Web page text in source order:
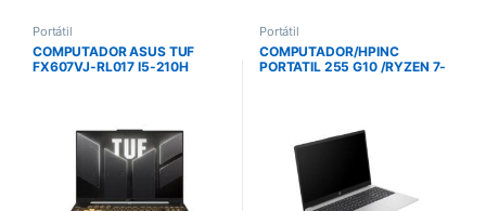
Portátil
COMPUTADOR ASUS TUF
FX607VJ-RL017 I5-210H
Portátil
COMPUTADOR/HPINC
PORTATIL 255 G10 /RYZEN 7-